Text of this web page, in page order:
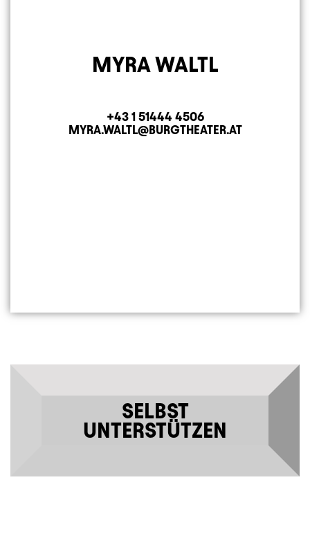
MYRA WALTL
Telefon
+43 1 51444 4506
E-MAIL ADRESSE
MYRA.WALTL@BURGTHEATER.AT
SELBST
UNTERSTÜTZEN